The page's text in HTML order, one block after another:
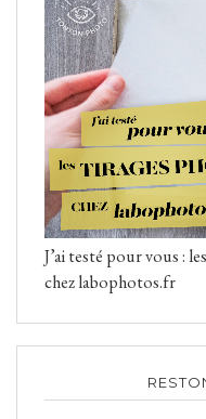
J’ai testé pour vous :
chez labophotos.fr